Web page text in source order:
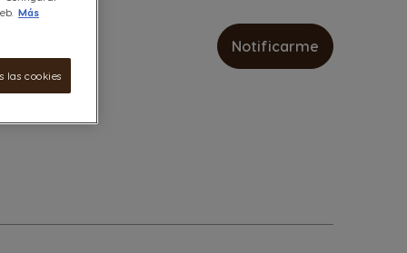
Notificarme
Más
las cookies